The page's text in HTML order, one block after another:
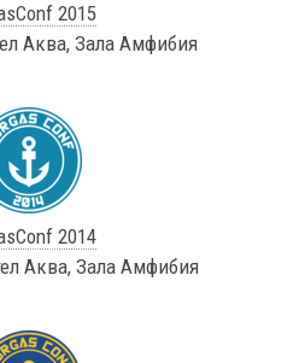
2015
Аква, Зала Амфибия
2014
Аква, Зала Амфибия